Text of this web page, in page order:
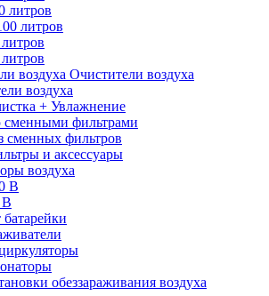
литров
литров
Очистители воздуха
воздуха
+ Увлажнение
сменными фильтрами
сменных фильтров
и аксессуары
воздуха
В
В
обеззараживания воздуха